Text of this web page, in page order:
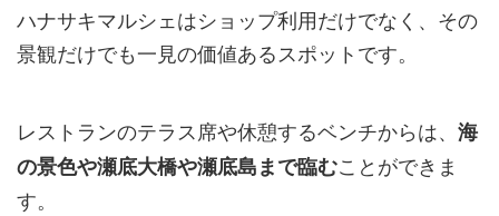
ハナサキマルシェはショップ利用だけでなく、その
景観だけでも一見の価値あるスポットです。
レストランのテラス席や休憩するベンチからは、 海
の景色や瀬底大橋や瀬底島まで臨むことができま
す。